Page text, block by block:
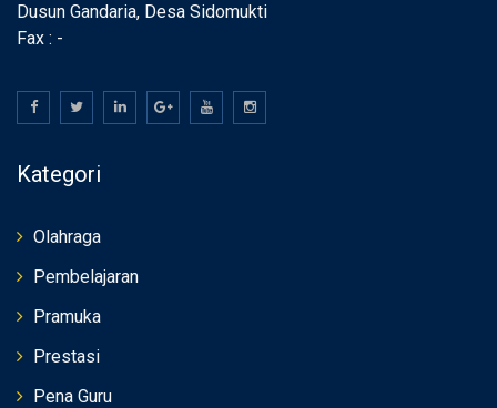
Dusun Gandaria, Desa Sidomukti
Fax : -
Kategori
Olahraga
Pembelajaran
Pramuka
Prestasi
Pena Guru